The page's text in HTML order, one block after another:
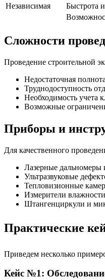
Независимая
Быстрота
Сложности
Проведение строительной
Недостаточная
Труднодоступность
Необходимость учета
Возможные
Приборы и
Для качественного
Лазерные дальномеры
Ультразвуковые
Тепловизионные
Измерители
Штангенциркули и
Практические
Приведем несколько
Кейс №1: